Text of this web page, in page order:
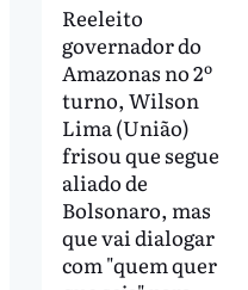
Reeleito
governador do
Amazonas no 2º
turno, Wilson
Lima (União)
frisou que segue
aliado de
Bolsonaro, mas
que vai dialogar
com "quem quer